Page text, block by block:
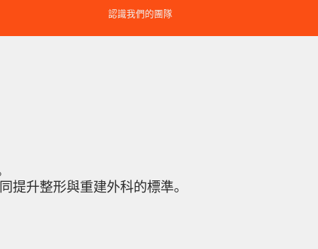
認識我們的團隊
提升整形與重建外科的標準。